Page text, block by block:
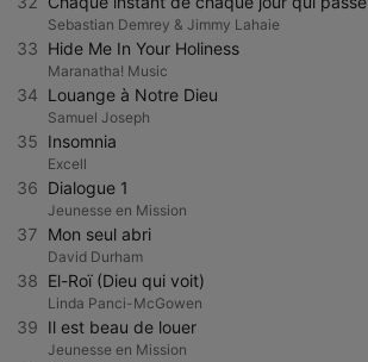
Sebastian Demrey & Jimmy Lahaie
33 Hide Me In Your Holiness
Maranatha! Music
34 Louange à Notre Dieu
Samuel Joseph
35 Insomnia
Excell
36 Dialogue 1
Jeunesse en Mission
37 Mon seul abri
David Durham
38 El-Roï (Dieu qui voit)
Linda Panci-McGowen
39 Il est beau de louer
Jeunesse en Mission